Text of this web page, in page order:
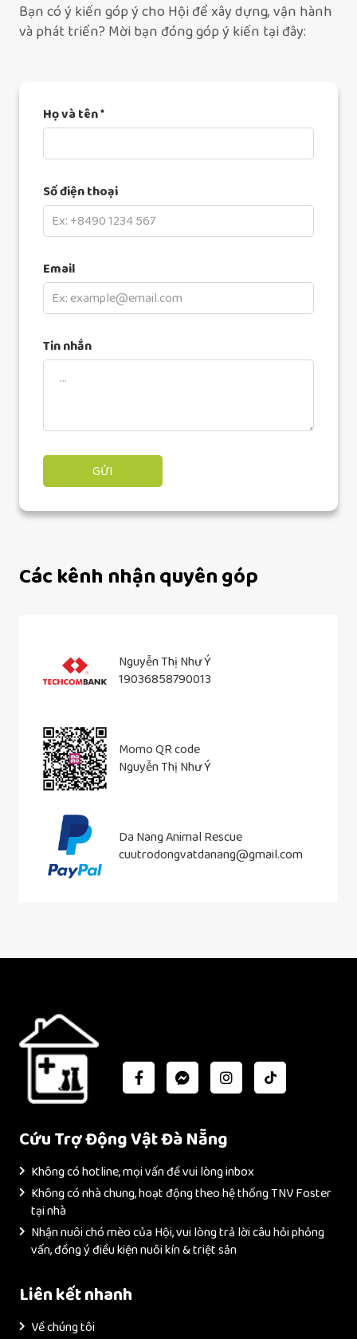
Bạn có ý kiến góp ý cho Hội để xây dựng, vận hành
và phát triển? Mời bạn đóng góp ý kiến tại đây:
Họ và tên *
Số điện thoại
Email
Tin nhắn
Các kênh nhận quyên góp
Nguyễn Thị Như Ý
19036858790013
Momo QR code
Nguyễn Thị Như Ý
Da Nang Animal Rescue
cuutrodongvatdanang@gmail.com
Cứu Trợ Động Vật Đà Nẵng
Không có hotline, mọi vấn đề vui lòng inbox
Không có nhà chung, hoạt động theo hệ thống TNV Foster
tại nhà
Nhận nuôi chó mèo của Hội, vui lòng trả lời câu hỏi phỏng
vấn, đồng ý điều kiện nuôi kín & triệt sản
Liên kết nhanh
Về chúng tôi